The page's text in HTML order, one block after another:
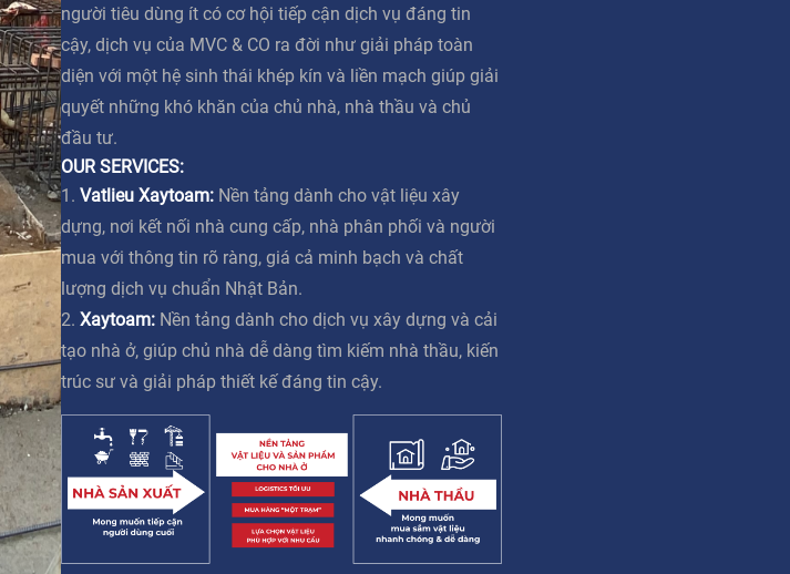
người tiêu dùng ít có cơ hội tiếp cận dịch vụ đáng tin
cậy, dịch vụ của MVC & CO ra đời như giải pháp toàn
diện với một hệ sinh thái khép kín và liền mạch giúp giải
quyết những khó khăn của chủ nhà, nhà thầu và chủ
đầu tư.
OUR SERVICES:
1. Vatlieu Xaytoam: Nền tảng dành cho vật liệu xây
dựng, nơi kết nối nhà cung cấp, nhà phân phối và người
mua với thông tin rõ ràng, giá cả minh bạch và chất
lượng dịch vụ chuẩn Nhật Bản.
2. Xaytoam: Nền tảng dành cho dịch vụ xây dựng và cải
tạo nhà ở, giúp chủ nhà dễ dàng tìm kiếm nhà thầu, kiến
trúc sư và giải pháp thiết kế đáng tin cậy.